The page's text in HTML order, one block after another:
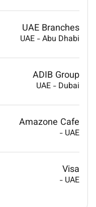
UAE Branches
UAE -Abu Dhabi
ADIB Group
UAE - Dubai
Amazone Cafe
UAE
-
Visa
UAE
-